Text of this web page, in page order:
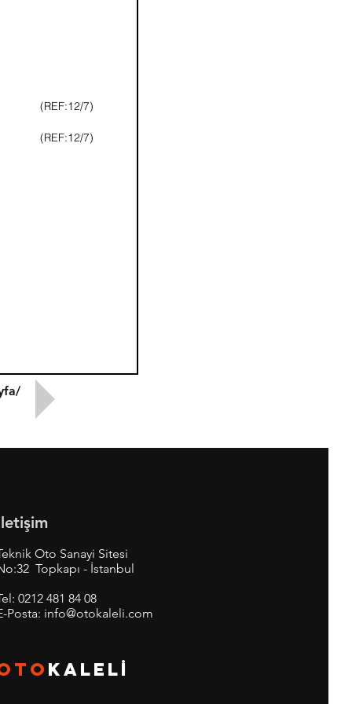
(REF:12/7)
(REF:12/7)
Oto Sanayi Sitesi
Topkapı - İstanbul
0212 481 84 08
Posta: info@otokaleli.com
KALELİ